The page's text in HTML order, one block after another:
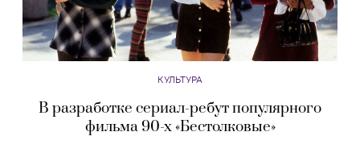
КУЛЬТУРА
В разработке сериал-ребут популярного
фильма 90-х «Бестолковые»